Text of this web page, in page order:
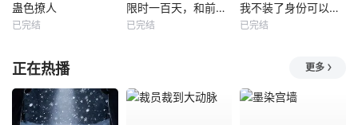
蛊色撩人
已完结
限时一百天，和前夫谈恋爱
已完结
我不装了身份可以偷走那我的病例呢
已完结
正在热播 更多